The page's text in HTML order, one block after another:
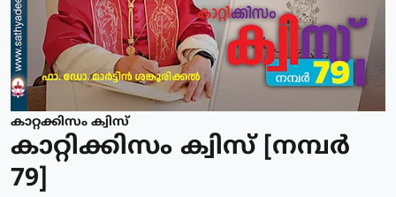
കാറ്റക്കിസം ക്വിസ്
കാറ്റിക്കിസം ക്വിസ് [നമ്പര്‍
79]